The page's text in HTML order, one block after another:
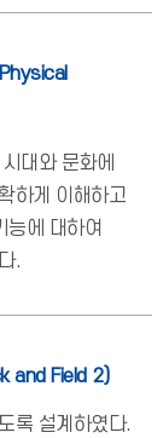
대와 문화에
하게 이해하고
능에 대하여
.
and Field 2)
록 설계하였다.